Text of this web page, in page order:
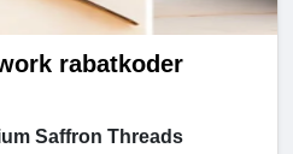
rabatkoder
Saffron Threads